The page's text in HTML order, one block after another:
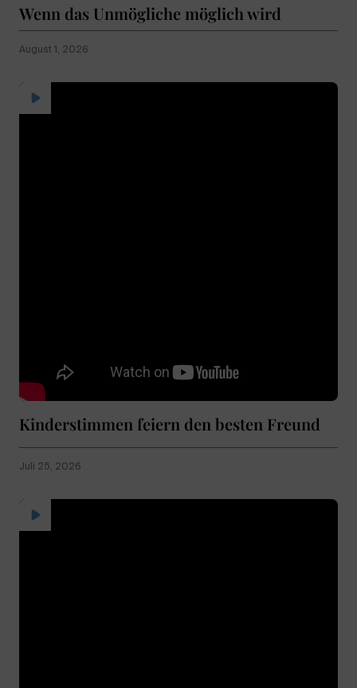
Wenn das Unmögliche möglich wird
August 1, 2026
Kinderstimmen feiern den besten Freund
Juli 25, 2026